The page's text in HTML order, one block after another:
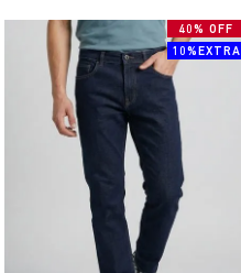
40% OFF
10%EXTRA